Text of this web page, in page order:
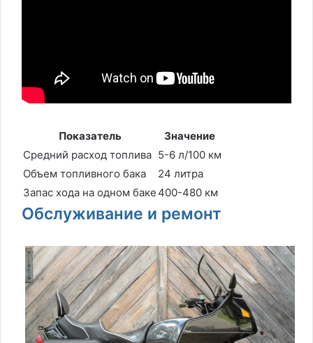
Показатель
Значение
Средний расход топлива 5-6 л/100 км
Объем топливного бака
24 литра
Запас хода на одном баке 400-480 км
Обслуживание и ремонт